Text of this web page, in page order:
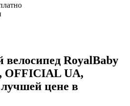
велосипед RoyalBaby
OFFICIAL UA,
цене в